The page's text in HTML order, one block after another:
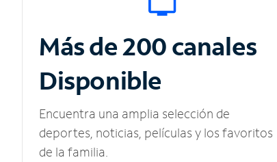
Más de 200 canales
Disponible
Encuentra una amplia selección de
deportes, noticias, películas y los favoritos
de la familia.